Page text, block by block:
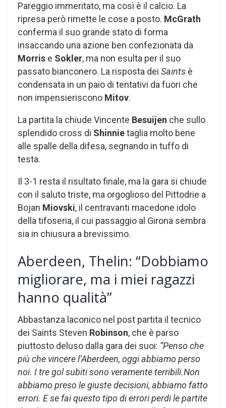
Pareggio immeritato, ma così è il calcio. La
ripresa però rimette le cose a posto. McGrath
conferma il suo grande stato di forma
insaccando una azione ben confezionata da
Morris e Sokler, ma non esulta per il suo
passato bianconero. La risposta dei Saints è
condensata in un paio di tentativi da fuori che
non impensieriscono Mitov.
La partita la chiude Vincente Besuijen che sullo
splendido cross di Shinnietaglia molto bene
alle spalle della difesa, segnando in tuffo di
testa.
Il 3-1 resta il risultato finale, ma la gara si chiude
con il saluto triste, ma orgoglioso del Pittodrie a
Bojan Miovski, il centravanti macedone idolo
della tifoseria, il cui passaggio al Girona sembra
sia in chiusura a brevissimo.
Aberdeen, Thelin: “Dobbiamo
migliorare, ma i miei ragazzi
hanno qualità”
Abbastanza laconico nel post partita il tecnico
dei Saints Steven Robinson, che è parso
piuttosto deluso dalla gara dei suoi: “Penso che
più che vincere l’Aberdeen, oggi abbiamo perso
noi. I tre gol subiti sono veramente terribili.Non
abbiamo preso le giuste decisioni, abbiamo fatto
errori. E se fai questo tipo di errori perdi le partite